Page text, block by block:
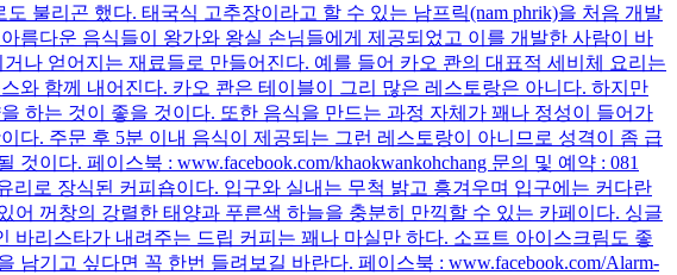
도 불리곤 했다. 태국식 고추장이라고 할 수 있는 남프릭(nam phrik)을 처음 개발
름다운 음식들이 왕가와 왕실 손님들에게 제공되었고 이를 개발한 사람이 바
나 얻어지는 재료들로 만들어진다. 예를 들어 카오 콴의 대표적 세비체 요리는
와 함께 내어진다. 카오 콴은 테이블이 그리 많은 레스토랑은 아니다. 하지만
하는 것이 좋을 것이다. 또한 음식을 만드는 과정 자체가 꽤나 정성이 들어가
. 주문 후 5분 이내 음식이 제공되는 그런 레스토랑이 아니므로 성격이 좀 급
다. 페이스북 : www.facebook.com/khaokwankohchang 문의 및 예약 : 081
리로 장식된 커피숍이다. 입구와 실내는 무척 밝고 흥겨우며 입구에는 커다란
꺼창의 강렬한 태양과 푸른색 하늘을 충분히 만끽할 수 있는 카페이다. 싱글
리스타가 내려주는 드립 커피는 꽤나 마실만 하다. 소프트 아이스크림도 좋
기고 싶다면 꼭 한번 들려보길 바란다. 페이스북 : www.facebook.com/Alarm-